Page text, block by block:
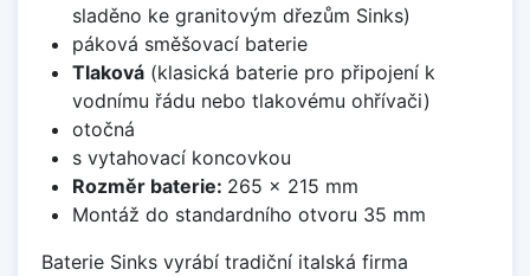
sladěno ke granitovým dřezům Sinks)
páková směšovací baterie
Tlaková(klasická baterie pro připojení k
vodnímu řádu nebo tlakovému ohřívači)
otočná
s vytahovací koncovkou
Rozměr baterie: 265 x 215 mm
Montáž do standardního otvoru 35 mm
Baterie Sinks vyrábí tradiční italská firma